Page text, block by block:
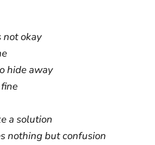
not okay
hide away
fine
a solution
nothing but confusion